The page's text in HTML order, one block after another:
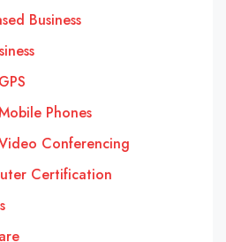
Business
Phones
Conferencing
Certification